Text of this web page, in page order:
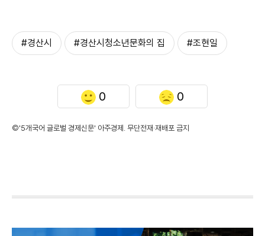
#경산시 #경산시청소년문화의 집 #조현일
0 0
©'5개국어 글로벌 경제신문' 아주경제. 무단전재·재배포 금지